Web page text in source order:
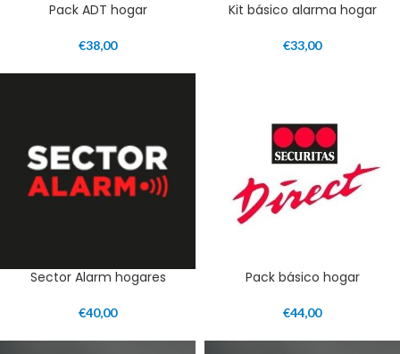
Pack ADT hogar
€38,00
Kit básico alarma hogar
€33,00
Sector Alarm hogares
€40,00
Pack básico hogar
€44,00